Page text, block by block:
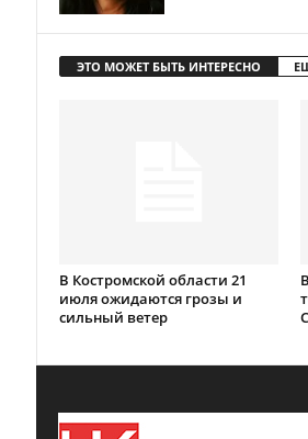
ЭТО МОЖЕТ БЫТЬ ИНТЕРЕСНО
В Костромской области 21
июля ожидаются грозы и
сильный ветер